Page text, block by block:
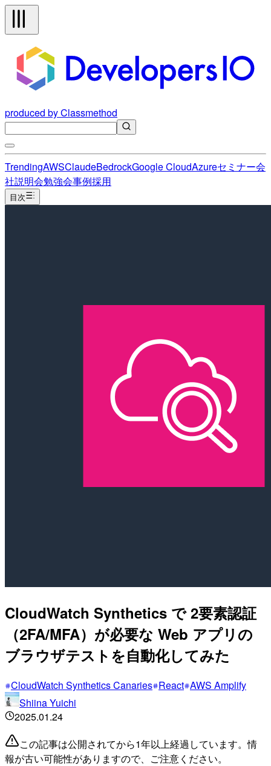
produced by Classmethod
TrendingAWSClaudeBedrockGoogle CloudAzureセミナー会
社説明会勉強会事例採用
目次
CloudWatch Synthetics で 2要素認証
（2FA/MFA）が必要な Web アプリの
ブラウザテストを自動化してみた
CloudWatch Synthetics Canaries React AWS Amplify
Shiina Yuichi
2025.01.24
この記事は公開されてから1年以上経過しています。情
報が古い可能性がありますので、ご注意ください。